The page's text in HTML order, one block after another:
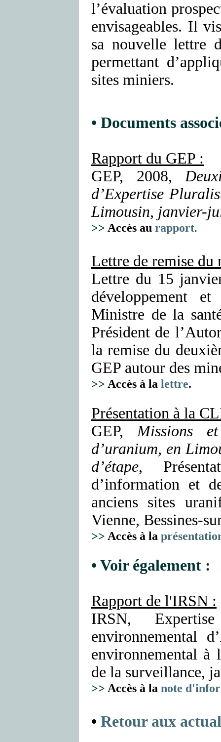
l’évaluation
envisageables. Il
sa nouvelle lettre
permettant
sites miniers.
• Documents
Rapport du GEP :
GEP, 2008,
d’Expertise
Limousin, janvier-
>> Accès au rapport.
Lettre de remise du
Lettre du 15
développement
Ministre de la
Président de
la remise du
GEP autour des
>> Accès à la lettre.
Présentation à la
GEP,Missions
d’uranium, en
d’étape,
d’information et
anciens sites
Vienne, Bessines-
>> Accès à la
• Voir également :
Rapport de l'IRSN :
IRSN,
environnemental
environnemental à
de la surveillance,
>> Accès à la note
• Retour aux